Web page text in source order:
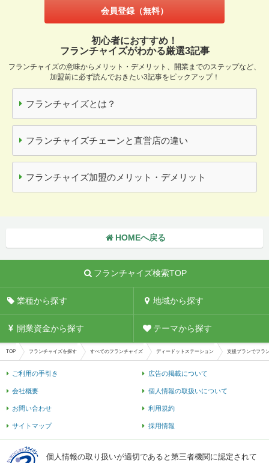
会員登録（無料）
初心者におすすめ！
フランチャイズがわかる厳選3記事
フランチャイズの意味からメリット・デメリット、開業までのステップなど、
加盟前に必ず読んでおきたい3記事をピックアップ！
フランチャイズとは？
フランチャイズチェーンと直営店の違い
フランチャイズ加盟のメリット・デメリット
HOMEへ戻る
フランチャイズ検索TOP
業種から探す 地域から探す
開業資金から探す テーマから探す
TOP フランチャイズを探す すべてのフランチャイズ ディードットステーション 支援プランでフラ
ご利用の手引き 広告の掲載について
会社概要 個人情報の取扱いについて
お問い合わせ 利用規約
サイトマップ 採用情報
個人情報の取り扱いが適切であると第三者機関に認定されて